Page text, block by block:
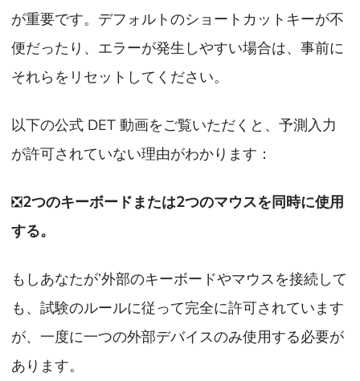
が重要です。デフォルトのショートカットキーが不
便だったり、エラーが発生しやすい場合は、事前に
それらをリセットしてください。
以下の公式 DET 動画をご覧いただくと、予測入力
が許可されていない理由がわかります：
❎2つのキーボードまたは2つのマウスを同時に使用
する。
もしあなたが’外部のキーボードやマウスを接続して
も、試験のルールに従って完全に許可されています
が、一度に一つの外部デバイスのみ使用する必要が
あります。